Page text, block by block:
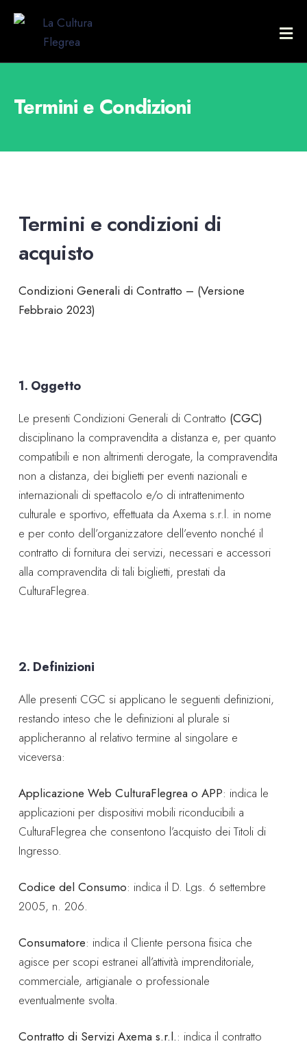
Termini e Condizioni
Termini e condizioni di
acquisto
Condizioni Generali di Contratto – (Versione
Febbraio 2023)
1. Oggetto
Le presenti Condizioni Generali di Contratto (CGC)
disciplinano la compravendita a distanza e, per quanto
compatibili e non altrimenti derogate, la compravendita
non a distanza, dei biglietti per eventi nazionali e
internazionali di spettacolo e/o di intrattenimento
culturale e sportivo, effettuata da Axema s.r.l. in nome
e per conto dell’organizzatore dell’evento nonché il
contratto di fornitura dei servizi, necessari e accessori
alla compravendita di tali biglietti, prestati da
CulturaFlegrea.
2. Definizioni
Alle presenti CGC si applicano le seguenti definizioni,
restando inteso che le definizioni al plurale si
applicheranno al relativo termine al singolare e
viceversa:
Applicazione Web CulturaFlegrea o APP: indica le
applicazioni per dispositivi mobili riconducibili a
CulturaFlegrea che consentono l’acquisto dei Titoli di
Ingresso.
Codice del Consumo: indica il D. Lgs. 6 settembre
2005, n. 206.
Consumatore: indica il Cliente persona fisica che
agisce per scopi estranei all’attività imprenditoriale,
commerciale, artigianale o professionale
eventualmente svolta.
Contratto di Servizi Axema s.r.l.: indica il contratto